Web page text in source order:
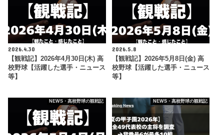
2026.4.30
【観戦記】2026年4月30日(木) 高
校野球【活躍した選手・ニュース
等】
2026.5.8
【観戦記】2026年5月8日(金) 高
校野球【活躍した選手・ニュース
等】
NEWS・高校野球の観戦記 NEWS・高校野球の観戦記